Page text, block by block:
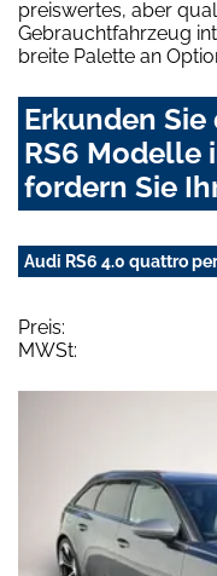
preiswertes, aber
Gebrauchtfahrzeug
breite Palette an
Erkunden
RS6 Modelle
fordern Sie
Audi RS6 4.0 quattro
Preis:
MWSt: